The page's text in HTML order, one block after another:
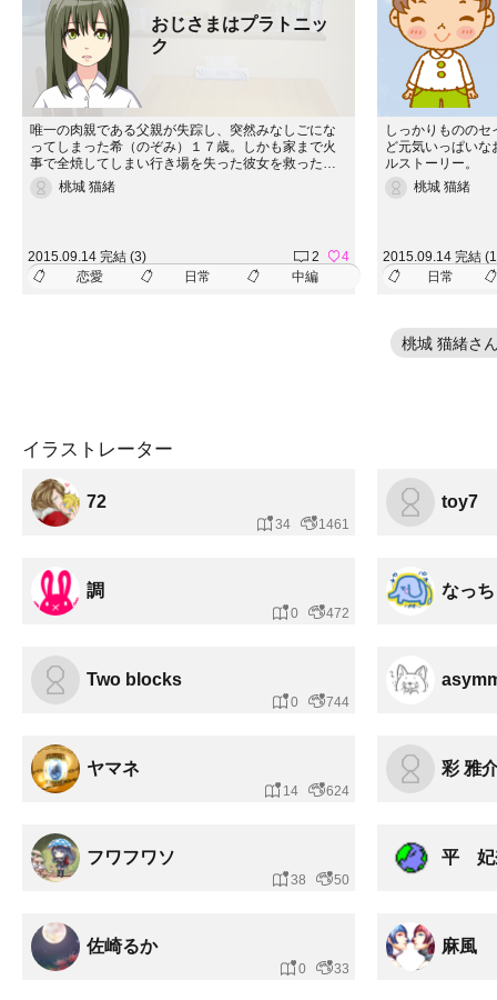
おじさまはプラトニッ
ク
唯一の肉親である父親が失踪し、突然みなしごにな
ってしまった希（のぞみ）１７歳。しかも家まで火
事で全焼してしまい行き場を失った彼女を救ったの
は、父の仕事相手である竜胆（りんどう）だった。
希は竜胆の家に１ヶ月だけ同居するとになる。チャ
れど、期限付きのふたりの同居期間は着々と過ぎて
いって&hellip;
桃城 猫緒
2015.09.14 完結 (3) 2
4
恋愛
日常 中編
しっかりものの
ど元気いっぱい
ルストーリー。
桃城 猫緒
2015.09.14 完結
日常
桃城 猫緒さ
イラストレーター
72
34 1461
toy7
調
0 472
なっ
Two blocks
0 744
ヤマネ
14 624
彩 雅
フワフワソ
38 50
平 妃
佐崎るか
0 33
麻風